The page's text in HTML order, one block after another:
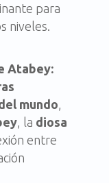
para
niveles.
Atabey:
mundo
, la diosa
entre